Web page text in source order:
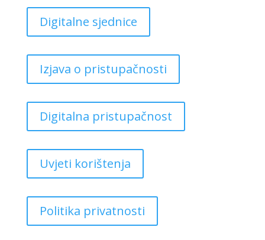
Digitalne sjednice
Izjava o pristupačnosti
Digitalna pristupačnost
Uvjeti korištenja
Politika privatnosti